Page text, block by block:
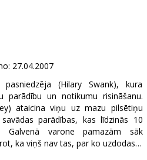
27.04.2007
(Hilary Swank), kura
parādību un notikumu risināšanu.
ataicina viņu uz mazu pilsētiņu
parādības, kas līdzinās 10
Galvenā varone pamazām sāk
ka viņš nav tas, par ko uzdodas…